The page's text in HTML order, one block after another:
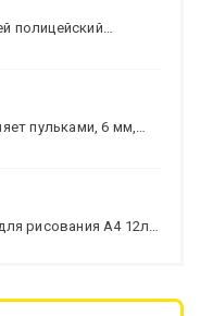
полицейский
пульками, 6 мм,
рисования А4 12л.